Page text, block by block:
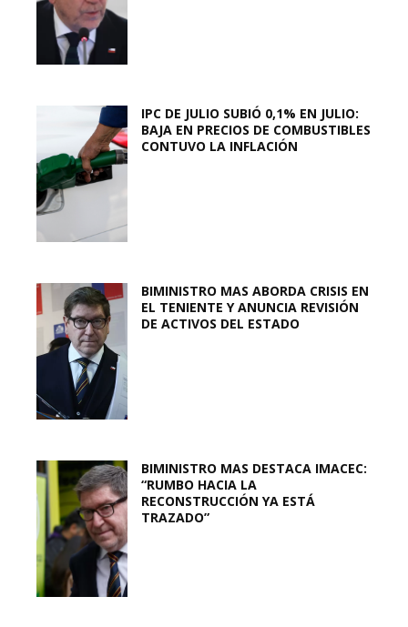
IPC DE JULIO SUBIÓ 0,1% EN JULIO:
BAJA EN PRECIOS DE COMBUSTIBLES
CONTUVO LA INFLACIÓN
BIMINISTRO MAS ABORDA CRISIS EN
EL TENIENTE Y ANUNCIA REVISIÓN
DE ACTIVOS DEL ESTADO
BIMINISTRO MAS DESTACA IMACEC:
“RUMBO HACIA LA
RECONSTRUCCIÓN YA ESTÁ
TRAZADO”